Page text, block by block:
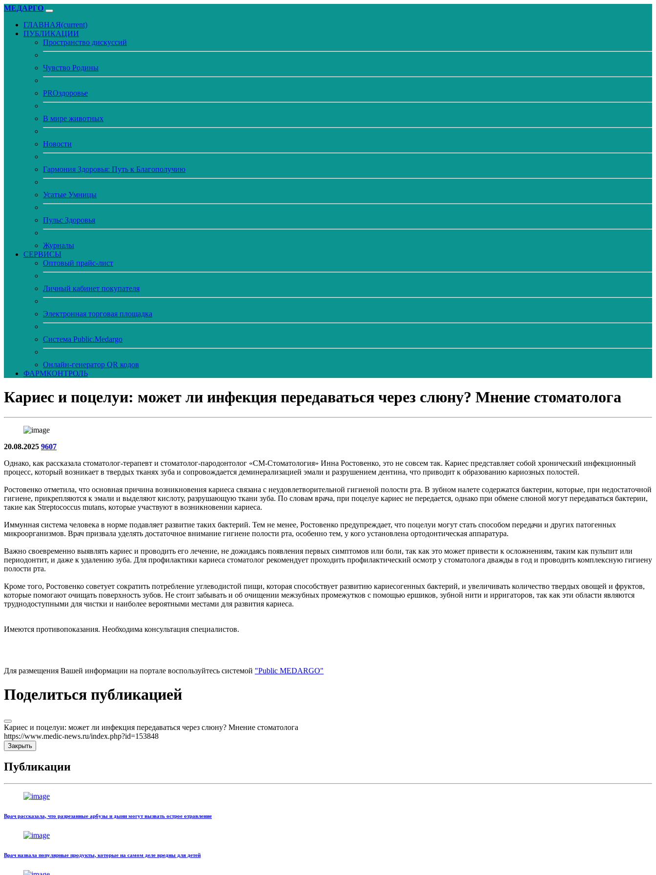
МЕДАРГО
ГЛАВНАЯ(current)
ПУБЛИКАЦИИ
Пространство дискуссий
Чувство Родины
PROздоровье
В мире животных
Новости
Гармония Здоровья: Путь к Благополучию
Усатые Умницы
Пульс Здоровья
Журналы
CЕРВИСЫ
Оптовый прайс-лист
Личный кабинет покупателя
Электронная торговая площадка
Система Public.Medargo
Онлайн-генератор QR кодов
ФАРМКОНТРОЛЬ
Кариес и поцелуи: может ли инфекция передаваться через слюну? Мнение стоматолога
20.08.2025 9607
Однако, как рассказала стоматолог-терапевт и стоматолог-пародонтолог «СМ-Стоматология» Инна Ростовенко, это не совсем так. Кариес представляет собой хронический инфекционный
процесс, который возникает в твердых тканях зуба и сопровождается деминерализацией эмали и разрушением дентина, что приводит к образованию кариозных полостей.
Ростовенко отметила, что основная причина возникновения кариеса связана с неудовлетворительной гигиеной полости рта. В зубном налете содержатся бактерии, которые, при недостаточной
гигиене, прикрепляются к эмали и выделяют кислоту, разрушающую ткани зуба. По словам врача, при поцелуе кариес не передается, однако при обмене слюной могут передаваться бактерии,
такие как Streptococcus mutans, которые участвуют в возникновении кариеса.
Иммунная система человека в норме подавляет развитие таких бактерий. Тем не менее, Ростовенко предупреждает, что поцелуи могут стать способом передачи и других патогенных
микроорганизмов. Врач призвала уделять достаточное внимание гигиене полости рта, особенно тем, у кого установлена ортодонтическая аппаратура.
Важно своевременно выявлять кариес и проводить его лечение, не дожидаясь появления первых симптомов или боли, так как это может привести к осложнениям, таким как пульпит или
периодонтит, и даже к удалению зуба. Для профилактики кариеса стоматолог рекомендует проходить профилактический осмотр у стоматолога дважды в год и проводить комплексную гигиену
полости рта.
Кроме того, Ростовенко советует сократить потребление углеводистой пищи, которая способствует развитию кариесогенных бактерий, и увеличивать количество твердых овощей и фруктов,
которые помогают очищать поверхность зубов. Не стоит забывать и об очищении межзубных промежутков с помощью ершиков, зубной нити и ирригаторов, так как эти области являются
труднодоступными для чистки и наиболее вероятными местами для развития кариеса.
Имеются противопоказания. Необходима консультация специалистов.
Для размещения Вашей информации на портале воспользуйтесь системой "Public MEDARGO"
Поделиться публикацией
Кариес и поцелуи: может ли инфекция передаваться через слюну? Мнение стоматолога
https://www.medic-news.ru/index.php?id=153848
Закрыть
Публикации
Врач рассказала, что разрезанные арбузы и дыни могут вызвать острое отравление
Врач назвала популярные продукты, которые на самом деле вредны для детей